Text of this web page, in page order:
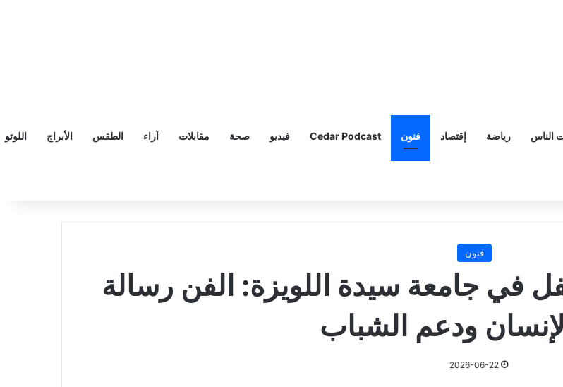
الناس رياضة إقتصاد فنون Cedar Podcast فيديو صحة مقابلات آراء الطقس الأبراج اللوتو
فنون
في جامعة سيدة اللويزة: الفن رسالة
ودعم الشباب
2026-06-22